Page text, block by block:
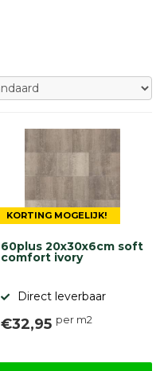
KORTING MOGELIJK!
60plus 20x30x6cm soft
comfort ivory
Direct leverbaar
€32,95 per m2